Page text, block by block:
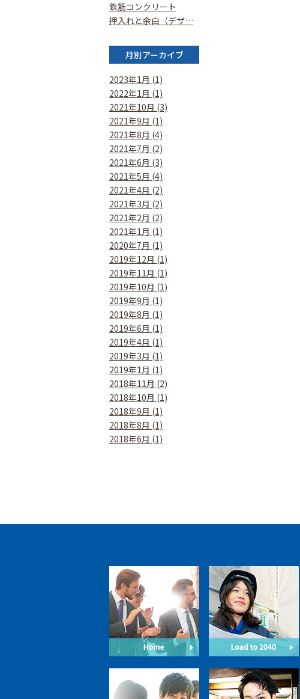
鉄筋コンクリート
押入れと余白（デザ…
月別アーカイブ
2023年1月 (1)
2022年1月 (1)
2021年10月 (3)
2021年9月 (1)
2021年8月 (4)
2021年7月 (2)
2021年6月 (3)
2021年5月 (4)
2021年4月 (2)
2021年3月 (2)
2021年2月 (2)
2021年1月 (1)
2020年7月 (1)
2019年12月 (1)
2019年11月 (1)
2019年10月 (1)
2019年9月 (1)
2019年8月 (1)
2019年6月 (1)
2019年4月 (1)
2019年3月 (1)
2019年1月 (1)
2018年11月 (2)
2018年10月 (1)
2018年9月 (1)
2018年8月 (1)
2018年6月 (1)